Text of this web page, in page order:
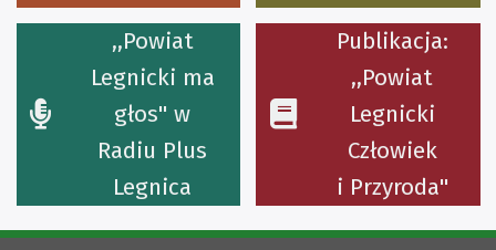
,,Powiat
Legnicki ma
głos'' w
Radiu Plus
Legnica
Publikacja:
,,Powiat
Legnicki
Człowiek
i Przyroda''